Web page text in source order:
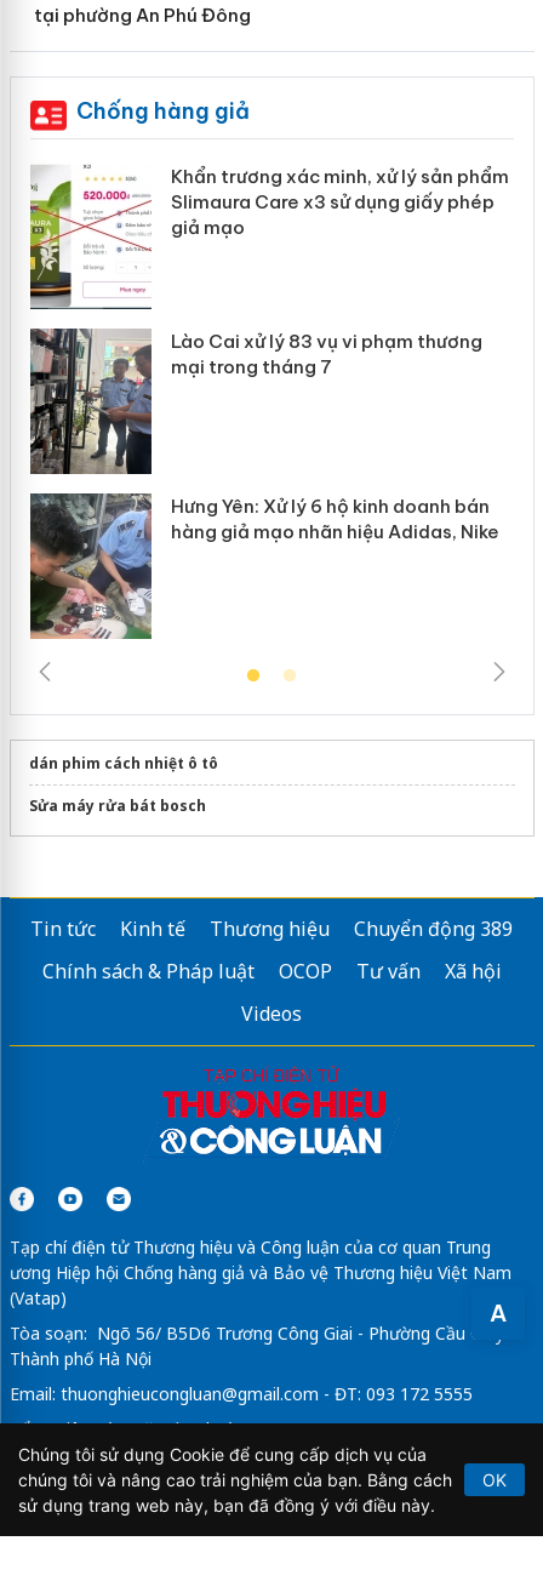
A
tại phường An Phú Đông
Chống hàng giả
Khẩn trương xác minh, xử lý sản phẩm
Slimaura Care x3 sử dụng giấy phép
giả mạo
Lào Cai xử lý 83 vụ vi phạm thương
mại trong tháng 7
Hưng Yên: Xử lý 6 hộ kinh doanh bán
hàng giả mạo nhãn hiệu Adidas, Nike
dán phim cách nhiệt ô tô
Sửa máy rửa bát bosch
Tin tức Kinh tế Thương hiệu
Chuyển động 389
Chính sách & Pháp luật
OCOP Tư vấn
Xã hội
Videos
Tạp chí điện tử Thương hiệu và Công luận của cơ quan Trung
ương Hiệp hội Chống hàng giả và Bảo vệ Thương hiệu Việt Nam
(Vatap)
Tòa soạn: Ngõ 56/ B5D6 Trương Công Giai - Phường Cầu Giấy -
Thành phố Hà Nội
Email: thuonghieucongluan@gmail.com - ĐT: 093 172 5555
Tổng Biên Tập: Vũ Đức Thuận
Giấy phép hoạt động báo chí điện tử số 64/GP-BTTTT do Bộ
Thông tin và Truyền thông cấp ngày 21/2/2020.
Chúng tôi sử dụng Cookie để cung cấp dịch vụ của
chúng tôi và nâng cao trải nghiệm của bạn. Bằng cách
sử dụng trang web này, bạn đã đồng ý với điều này.
OK